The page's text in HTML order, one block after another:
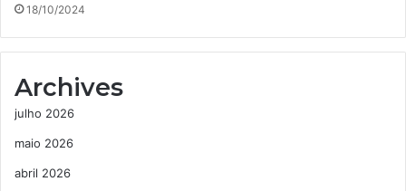
18/10/2024
Archives
julho 2026
maio 2026
abril 2026